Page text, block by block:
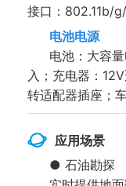
接口：802.11b/
电池电源
电池：大容
入； 充电器：
转适配器插座；
应用场景
● 石油勘探